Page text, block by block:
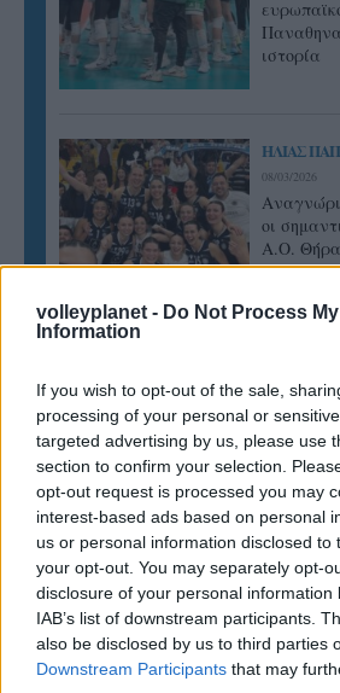
volleyplanet - Do Not Process
Information
If you wish to opt-out of the sale,
processing of your personal or
targeted advertising by us, please use
section to confirm your selection.
opt-out request is processed you may
interest-based ads based on personal
us or personal information disclosed to
your opt-out. You may separately opt-
disclosure of your personal information
IAB’s list of downstream participants.
also be disclosed by us to third parties
Downstream Participants that may
ιστορία
ΗΛΙΑΣ
08/03/2026
οι
Α.Ο.